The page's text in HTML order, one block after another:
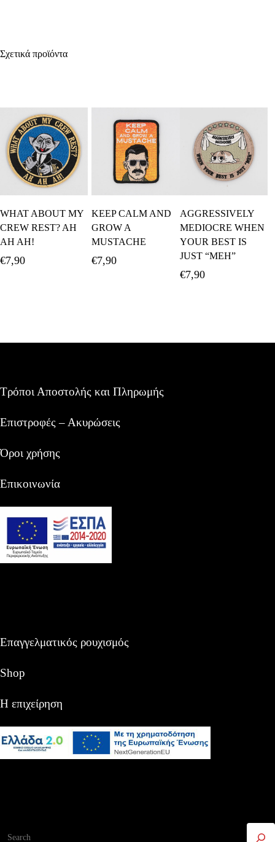
Σχετικά προϊόντα
Καλάθι
WHAT ABOUT MY
CREW REST? AH
AH AH!
€7,90
Καλάθι
KEEP CALM AND
GROW A
MUSTACHE
€7,90
Καλάθι
AGGRESSIVELY
MEDIOCRE WHEN
YOUR BEST IS
JUST “MEH”
€7,90
Τρόποι Αποστολής και Πληρωμής
Επιστροφές – Ακυρώσεις
Όροι χρήσης
Επικοινωνία
Επαγγελματικός ρουχισμός
Shop
Η επιχείρηση